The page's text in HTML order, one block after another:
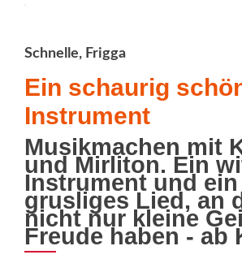
Schnelle, Frigga
Ein schaurig
Instrument
Musikmachen mit
und Mirliton. Ein
Instrument und ein
grusliges Lied, an
nicht nur kleine
Freude haben - ab